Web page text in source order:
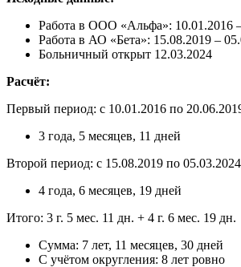
Работа в ООО «Альфа»: 10.01.2016
Работа в АО «Бета»: 15.08.2019 –
Больничный открыт 12.03.2024
Расчёт:
Первый период: с 10.01.2016 по
3 года, 5 месяцев, 11 дней
Второй период: с 15.08.2019 по 05.03.2024
4 года, 6 месяцев, 19 дней
Итого: 3 г. 5 мес. 11 дн. + 4 г. 6 мес. 19 дн.
Сумма: 7 лет, 11 месяцев, 30 дней
С учётом округления: 8 лет ровно